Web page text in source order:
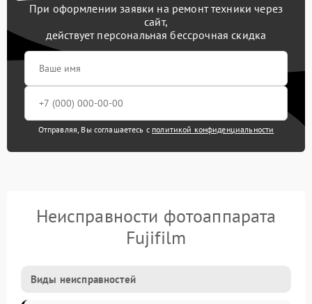
При оформлении заявки на ремонт техники через
сайт,
действует персональная бессрочная скидка
Отправляя, Вы соглашаетесь с политикой конфиденциальности
Неисправности фотоаппарата
Fujifilm
Виды неисправностей